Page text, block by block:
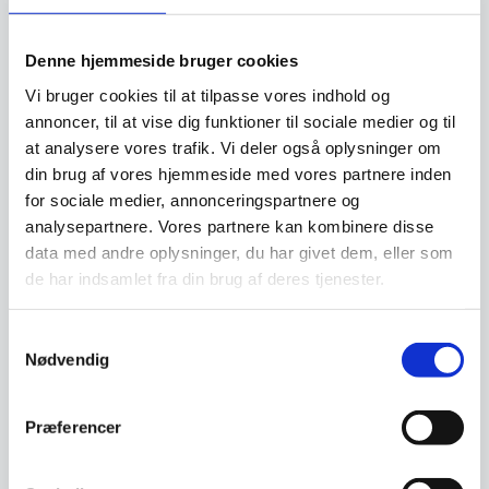
Denne hjemmeside bruger cookies
Vi bruger cookies til at tilpasse vores indhold og
annoncer, til at vise dig funktioner til sociale medier og til
at analysere vores trafik. Vi deler også oplysninger om
din brug af vores hjemmeside med vores partnere inden
for sociale medier, annonceringspartnere og
analysepartnere. Vores partnere kan kombinere disse
data med andre oplysninger, du har givet dem, eller som
de har indsamlet fra din brug af deres tjenester.
Nødvendig
Præferencer
Miyabi Brødkniv 23 cm
kniv, Damask design, 133
lag stål
Miyabi giver dig det perfekte
sælgende knivtype i…
Vi prismatcher
Braisergryde, Grafitgrå,
Chistera låg fra Staub,
Flere størrelser
En nyhed i produktsortimentet:
emaljeret støbejern.…
Dette
har
flere